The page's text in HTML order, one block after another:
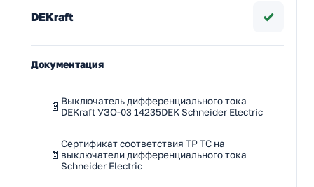
DEKraft ✓
Документация
Выключатель дифференциального тока
DEKraft УЗО-03 14235DEK Schneider Electric
Сертификат соответствия ТР ТС на
выключатели дифференциального тока
Schneider Electric